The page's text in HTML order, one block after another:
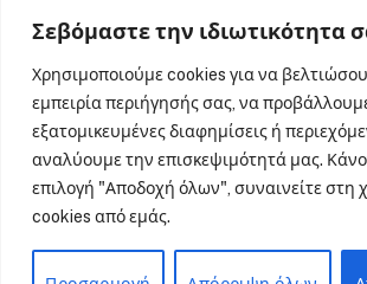
Σεβόμαστε την ιδιωτικότητα
Χρησιμοποιούμε cookies για να
εμπειρία περιήγησής σας, να
εξατομικευμένες διαφημίσεις ή
αναλύουμε την επισκεψιμότητά μας.
επιλογή "Αποδοχή όλων", συναινείτε στη
cookies από εμάς.
© 2026 Dailypharmanews. Designed by
Αρχική Όροι χρήσης
Πολιτική απορρήτου